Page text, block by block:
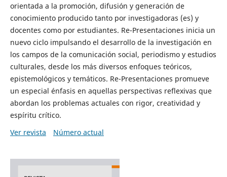
orientada a la promoción, difusión y generación de
conocimiento producido tanto por investigadoras (es) y
docentes como por estudiantes. Re-Presentaciones inicia un
nuevo ciclo impulsando el desarrollo de la investigación en
los campos de la comunicación social, periodismo y estudios
culturales, desde los más diversos enfoques teóricos,
epistemológicos y temáticos. Re-Presentaciones promueve
un especial énfasis en aquellas perspectivas reflexivas que
abordan los problemas actuales con rigor, creatividad y
espíritu crítico.
Ver revista
Número actual